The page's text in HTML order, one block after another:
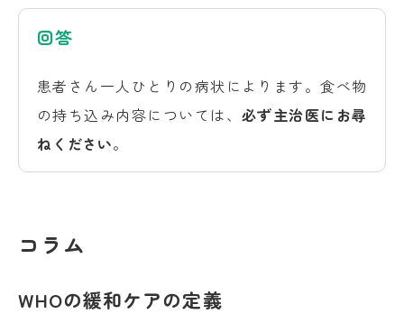
回答
患者さん一人ひとりの病状によります。食べ物
の持ち込み内容については、 必ず主治医にお尋
ねください。
コラム
WHOの緩和ケアの定義